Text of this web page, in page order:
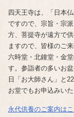
四天王寺は、「日本
ですので、宗旨・宗
方、菩提寺が遠方で
ますので、皆様のご
六時堂・北鐘堂・金
す。参詣者の多いお
日「お大師さん」と
お堂でもお申込みいた
永代供養のご案内はこ